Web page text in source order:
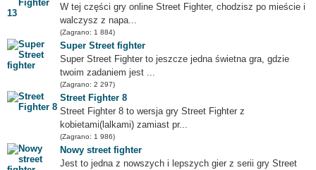
W tej części gry online Street Fighter, chodzisz po mieście i
walczysz z napa...
(Zagrano: 1 884)
Super Street fighter
Super Street Fighter to jeszcze jedna świetna gra, gdzie
twoim zadaniem jest ...
(Zagrano: 2 297)
Street Fighter 8
Street Fighter 8 to wersja gry Street Fighter z
kobietami(lalkami) zamiast pr...
(Zagrano: 1 986)
Nowy street fighter
Jest to jedna z nowszych i lepszych gier z serii gry Street